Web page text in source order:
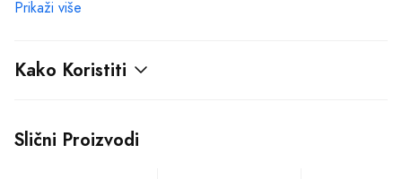
vibrantna osvježavajuća kombinacija dunje i grejpfruta.
Gornje note otvaraju miris s praskom svježine, poput
optimizma. Kako se miris razvija, ulazite u cvjetnu simfoniju
srednjih nota. Ovdje se ističe očaravajući duet zumbula i
Prikaži više
Kako Koristiti
Slični Proizvodi